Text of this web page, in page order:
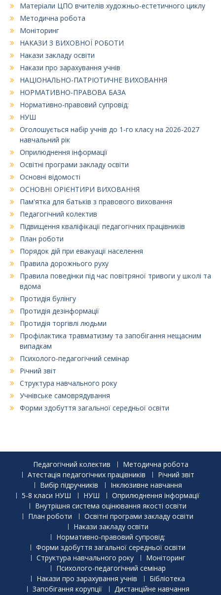
Матеріали ЦПО вчителів художньо-естетичного циклу
Методична робота
Моніторинг
НАКАЗИ З ВИХОВНОЇ РОБОТИ
Накази закладу освіти
Накази про зарахування учнів
НАЦІОНАЛЬНО-ПАТРІОТИЧНЕ ВИХОВАННЯ
НОРМАТИВНО-ПРАВОВА БАЗА
Нормативно-правовий супровід:
НУШ
Оголошується набір учнів до 1-го класу на 2026-2027
навчальний рік
Оприлюднення інформації
Освітні програми закладу освіти
Основні відомості
ОСНОВНІ ОРІЄНТИРИ ВИХОВАННЯ
Пам'ятка для батьків з правового виховання
Педагогічний колектив
Підвищення кваліфікації педагогічних працівників
План роботи
Порядок дій при евакуації населення
Правила дорожнього руху
Правила поведінки під час повітряної тривоги у школі та
вдома
Протидія булінгу
Протидія дезінформації
Протидія торгівлі людьми
Профілактика травматизму та запобігання нещасним
випадкам
Психолого-педагогічний семінар
Річний звіт
Структура навчального року
Учнівське самоврядування
Форми здобуття загальної середньої освіти
Педагогічний колектив
Методична робота
Атестація педагогічних працівників
Річний звіт
Вибір підручників
Інклюзивне навчання
5-8 класи НУШ
НУШ
Оприлюднення інформації
Внутрішня система оцінювання якості освіти
План роботи
Освітні програми закладу освіти
Накази закладу освіти
Нормативно-правовий супровід:
Форми здобуття загальної середньої освіти
Структура навчального року
Моніторинг
Психолого-педагогічний семінар
Накази про зарахування учнів
Бібліотека
Запобігання корупції
Дистанційне навчання